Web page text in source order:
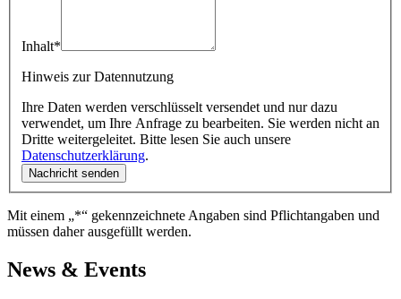
Inhalt*
Hinweis zur Datennutzung
Ihre Daten werden verschlüsselt versendet und nur dazu
verwendet, um Ihre Anfrage zu bearbeiten. Sie werden nicht an
Dritte weitergeleitet. Bitte lesen Sie auch unsere
Datenschutzerklärung.
Mit einem „*“ gekennzeichnete Angaben sind Pflichtangaben und
müssen daher ausgefüllt werden.
News & Events